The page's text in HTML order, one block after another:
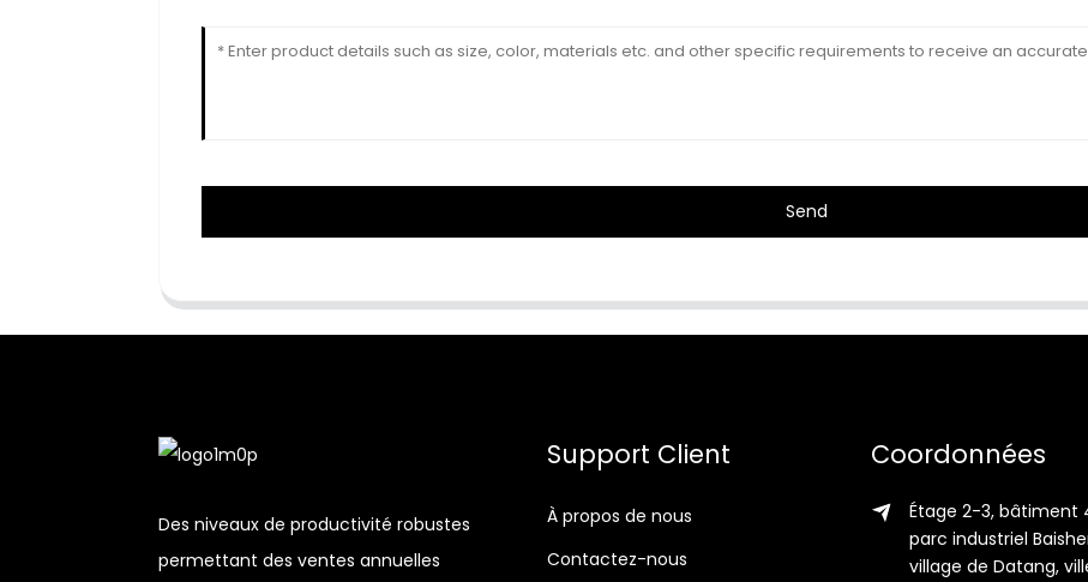
Send
Des niveaux de productivité robustes
permettant des ventes annuelles
Support Client
À propos de nous
Contactez-nous
Coordonnées
Étage 2-3, bâtiment
parc industriel
village de Datang,